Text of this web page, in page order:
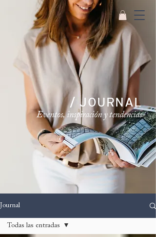
/ JOURNAL
Eventos, inspiración y tendencias
Journal
Todas las entradas